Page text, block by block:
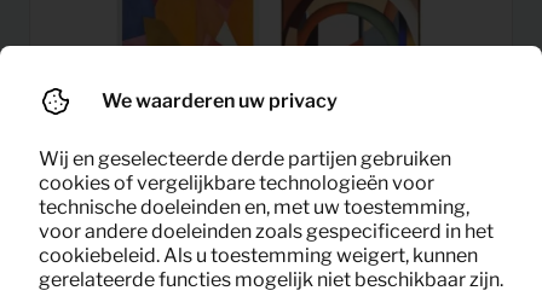
We waarderen uw privacy
Wij en geselecteerde derde partijen gebruiken
cookies of vergelijkbare technologieën voor
technische doeleinden en, met uw toestemming,
voor andere doeleinden zoals gespecificeerd in het
cookiebeleid. Als u toestemming weigert, kunnen
gerelateerde functies mogelijk niet beschikbaar zijn.